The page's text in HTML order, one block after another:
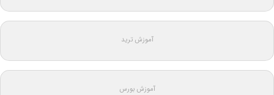
آموزش ترید
آموزش بورس